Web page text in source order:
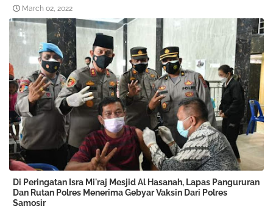
March 02, 2022
Di Peringatan Isra Mi'raj Mesjid Al Hasanah, Lapas Pangururan
Dan Rutan Polres Menerima Gebyar Vaksin Dari Polres
Samosir